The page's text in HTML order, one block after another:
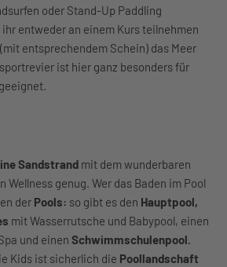
oder Stand-Up Paddling
entweder an einem Kurs teilnehmen
entsprechendem Schein) das Meer
ist hier ganz besonders für
Sandstrand mit dem wunderbaren
Wellness genug. Wer das Baden im Pool
der Pools: so gibt es den Hauptpool,
mit Wasserrutsche und Babypool, einen
und einen Schwimmschulenpool.
Kids ist sicherlich die Poollandschaft